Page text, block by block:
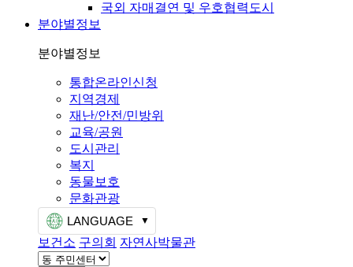
국외 자매결연 및 우호협력도시
분야별정보
분야별정보
통합온라인신청
지역경제
재난/안전/민방위
교육/공원
도시관리
복지
동물보호
문화관광
LANGUAGE
보건소 구의회 자연사박물관